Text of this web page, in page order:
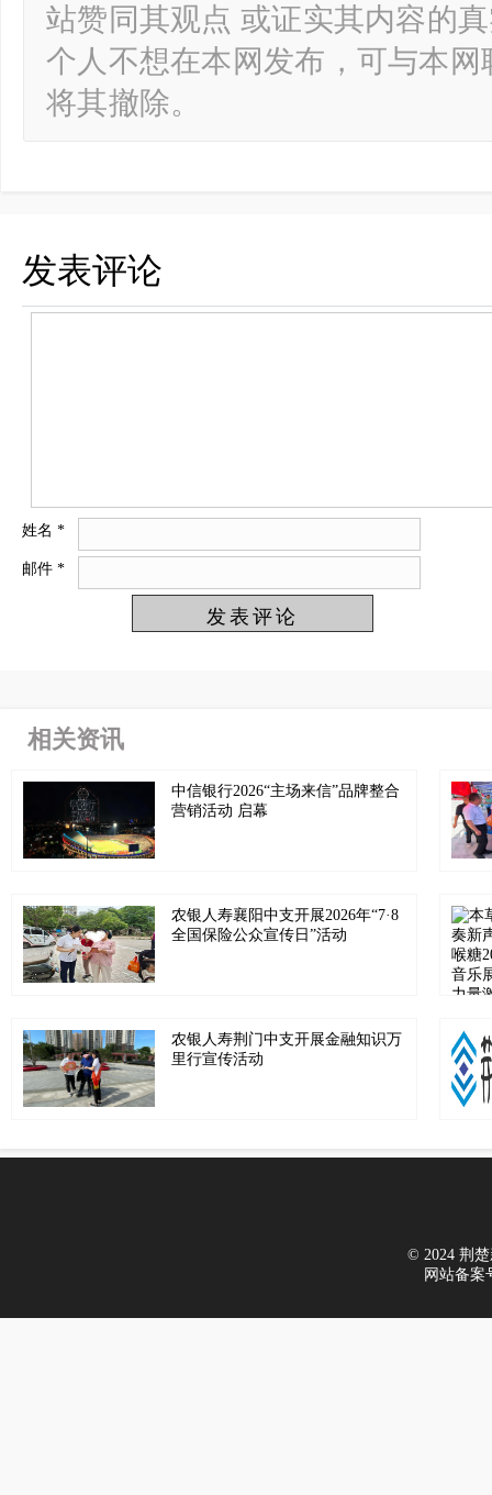
站赞同其观点 或证实其内容的
个人不想在本网发布，可与本
将其撤除。
发表评论
姓名 *
邮件 *
相关资讯
中信银行2026“主场来信”品牌整合
营销活动 启幕
农银人寿襄阳中支开展2026年“7·8
全国保险公众宣传日”活动
农银人寿荆门中支开展金融知识万
里行宣传活动
© 2024 荆楚
网站备案